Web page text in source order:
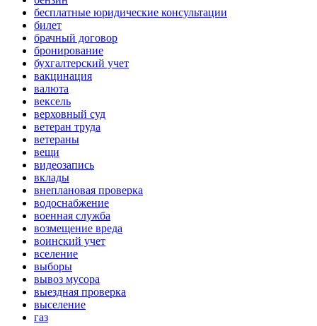
бесплатные юридические консультации
билет
брачный договор
бронирование
бухгалтерский учет
вакцинация
валюта
вексель
верховный суд
ветеран труда
ветераны
вещи
видеозапись
вклады
внеплановая проверка
водоснабжение
военная служба
возмещение вреда
воинский учет
вселение
выборы
вывоз мусора
выездная проверка
выселение
газ